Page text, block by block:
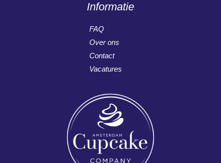
Informatie
FAQ
Over ons
Contact
Vacatures